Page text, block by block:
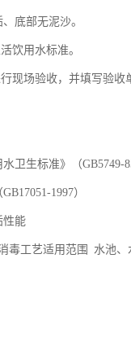
底部无泥沙。
饮用水标准。
现场验收，并填写验收
水卫生标准》（
1997）
性能
毒工艺适用范围 水池